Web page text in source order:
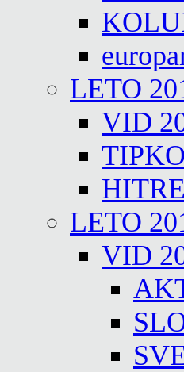
LETO
VID
LETO
VID